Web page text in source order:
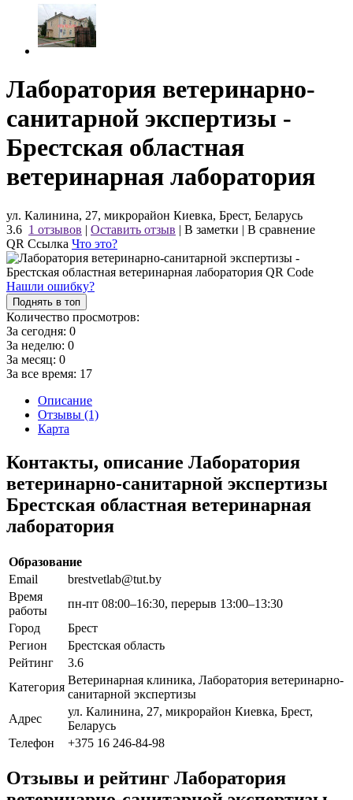
Лаборатория ветеринарно-
санитарной экспертизы -
Брестская областная
ветеринарная лаборатория
ул. Калинина, 27, микрорайон Киевка, Брест, Беларусь
3.6 1 отзывов | Оставить отзыв | В заметки | В сравнение
QR Ссылка Что это?
Нашли ошибку?
Поднять в топ
Количество просмотров:
За сегодня: 0
За неделю: 0
За месяц: 0
За все время: 17
Описание
Отзывы (1)
Карта
Контакты, описание Лаборатория
ветеринарно-санитарной экспертизы
Брестская областная ветеринарная
лаборатория
Образование
Email
brestvetlab@tut.by
Время
работы
пн-пт 08:00–16:30, перерыв 13:00–13:30
Город
Брест
Регион
Брестская область
Рейтинг
3.6
Категория
Ветеринарная клиника, Лаборатория ветеринарно-
санитарной экспертизы
Адрес
ул. Калинина, 27, микрорайон Киевка, Брест,
Беларусь
Телефон
+375 16 246-84-98
Отзывы и рейтинг Лаборатория